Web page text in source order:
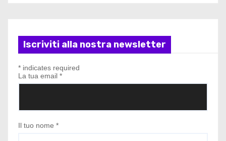
Iscriviti alla nostra newsletter
* indicates required
La tua email *
Il tuo nome *